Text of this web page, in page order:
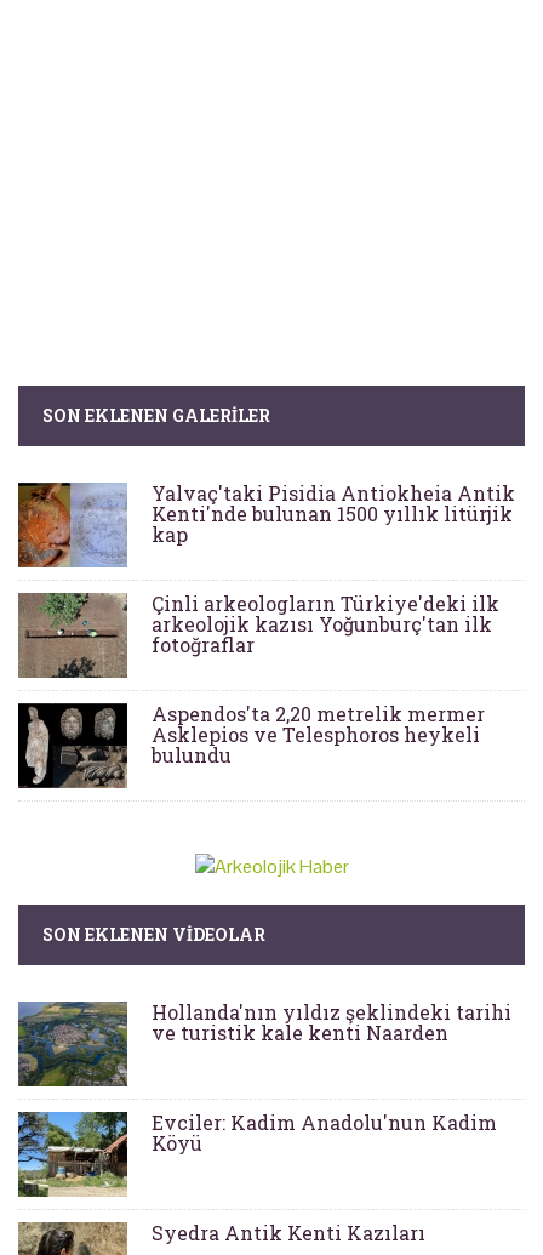
SON EKLENEN GALERILER
Yalvaç'taki Pisidia Antiokheia Antik
Kenti'nde bulunan 1500 yıllık litürjik
kap
Çinli arkeologların Türkiye'deki ilk
arkeolojik kazısı Yoğunburç'tan ilk
fotoğraflar
Aspendos'ta 2,20 metrelik mermer
Asklepios ve Telesphoros heykeli
bulundu
SON EKLENEN VIDEOLAR
Hollanda'nın yıldız şeklindeki tarihi
ve turistik kale kenti Naarden
Evciler: Kadim Anadolu'nun Kadim
Köyü
Syedra Antik Kenti Kazıları